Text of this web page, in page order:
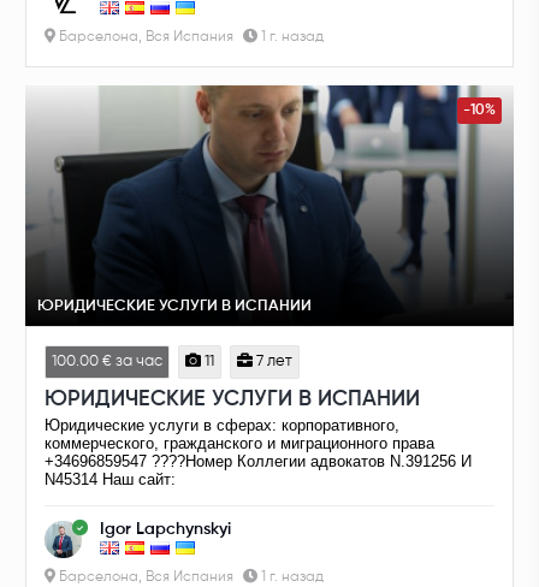
Барселона, Вся Испания 1 г. назад
-10%
ЮРИДИЧЕСКИЕ УСЛУГИ В ИСПАНИИ
100.00 € за час 11 7 лет
ЮРИДИЧЕСКИЕ УСЛУГИ В ИСПАНИИ
Юридические услуги в сферах: корпоративного,
коммерческого, гражданского и миграционного права
+34696859547 ????️Номер Коллегии адвокатов N.391256 И
N45314 Наш сайт:
Igor Lapchynskyi
Барселона, Вся Испания 1 г. назад